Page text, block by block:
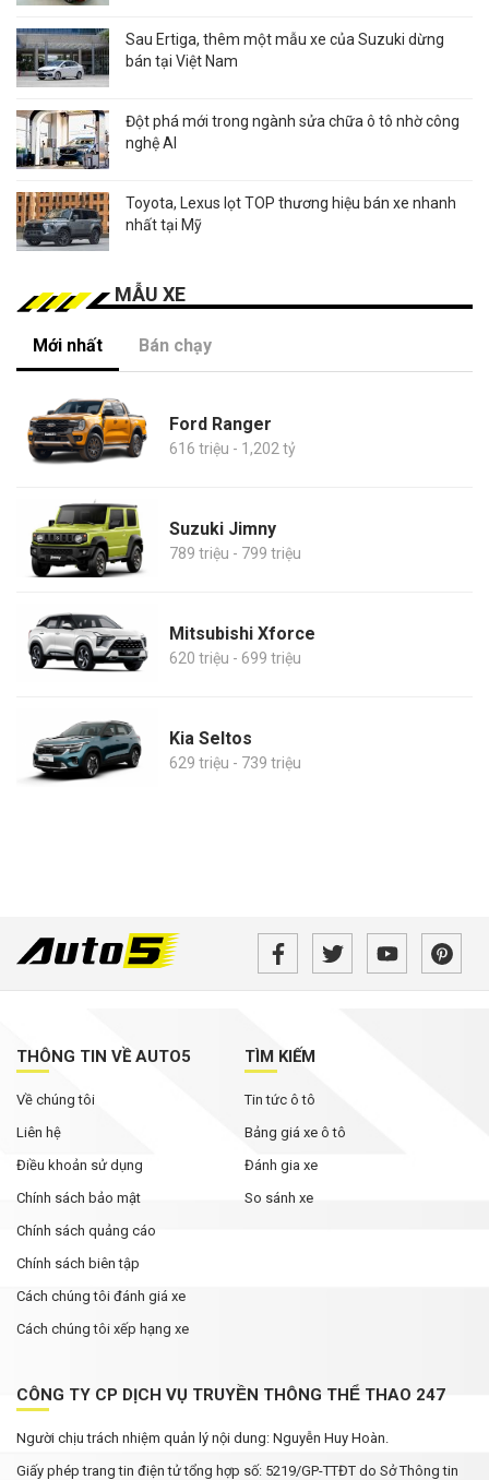
Sau Ertiga, thêm một mẫu xe của Suzuki dừng
bán tại Việt Nam
Đột phá mới trong ngành sửa chữa ô tô nhờ công
nghệ AI
Toyota, Lexus lọt TOP thương hiệu bán xe nhanh
nhất tại Mỹ
MẪU XE
Mới nhất Bán chạy
Ford Ranger
616 triệu - 1,202 tỷ
Suzuki Jimny
789 triệu - 799 triệu
Mitsubishi Xforce
620 triệu - 699 triệu
Kia Seltos
629 triệu - 739 triệu
THÔNG TIN VỀ AUTO5
Về chúng tôi
Liên hệ
Điều khoản sử dụng
Chính sách bảo mật
Chính sách quảng cáo
Chính sách biên tập
Cách chúng tôi đánh giá xe
Cách chúng tôi xếp hạng xe
TÌM KIẾM
Tin tức ô tô
Bảng giá xe ô tô
Đánh gia xe
So sánh xe
CÔNG TY CP DỊCH VỤ TRUYỀN THÔNG THỂ THAO 247
Người chịu trách nhiệm quản lý nội dung: Nguyễn Huy Hoàn.
Giấy phép trang tin điện tử tổng hợp số: 5219/GP-TTĐT do Sở Thông tin